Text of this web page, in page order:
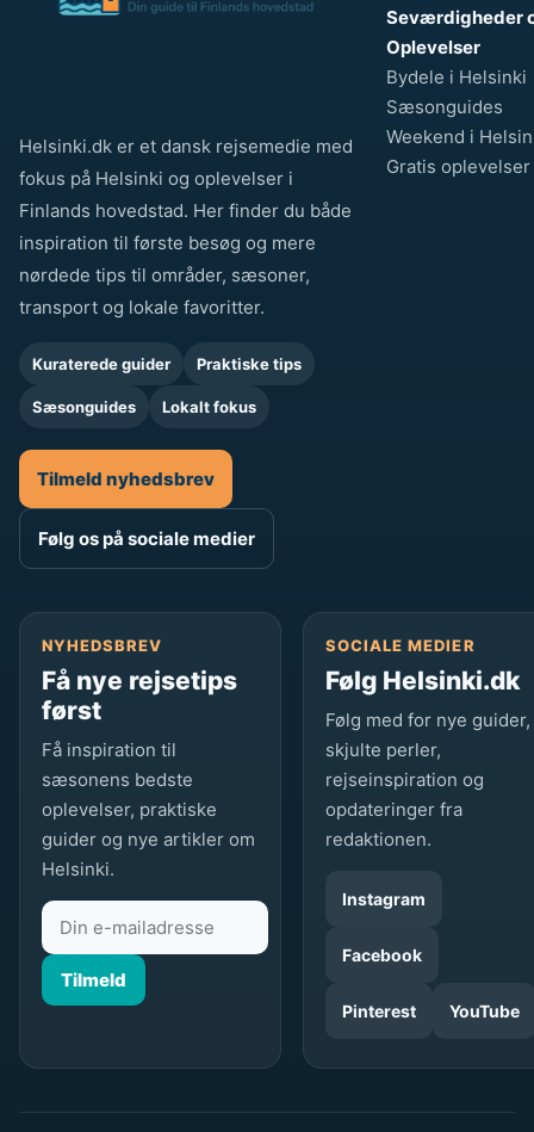
Helsinki.dk er et dansk rejsemedie med
fokus på Helsinki og oplevelser i
Finlands hovedstad. Her finder du både
inspiration til første besøg og mere
nørdede tips til områder, sæsoner,
transport og lokale favoritter.
Kuraterede guider Praktiske tips
Sæsonguides Lokalt fokus
Tilmeld nyhedsbrev
Følg os på sociale medier
Seværdigheder
Oplevelser
Bydele i Helsinki
Sæsonguides
Weekend i
Gratis oplevelser
NYHEDSBREV
Få nye rejsetips
først
Få inspiration til
sæsonens bedste
oplevelser, praktiske
guider og nye artikler om
Helsinki.
Tilmeld
SOCIALE MEDIER
Følg Helsinki.dk
Følg med for nye guider,
skjulte perler,
rejseinspiration og
opdateringer fra
redaktionen.
Instagram
Facebook
Pinterest YouTube